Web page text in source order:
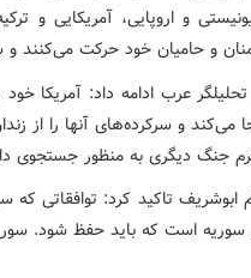
و اروپایی، آمریکایی و
و حامیان خود حرکت می‌کنند
عرب ادامه داد: آمریکا
می‌کند و سرکرده‌های آنها را از
جنگ دیگری به منظور جستجوی
ابوشریف تاکید کرد: توافقاتی
سوریه است که باید حفظ شود.